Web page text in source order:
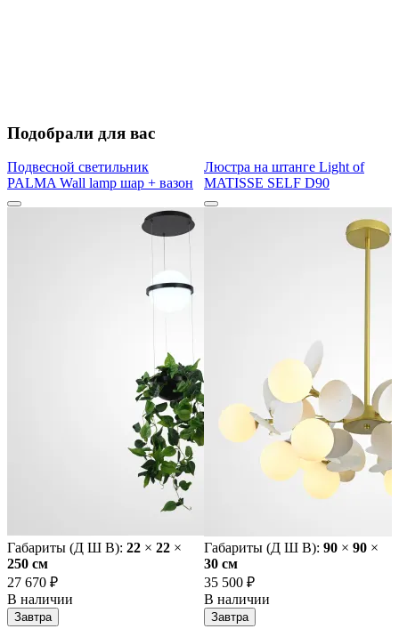
Подобрали для вас
Подвесной светильник
PALMA Wall lamp шар + вазон
Габариты (Д Ш В): 22 × 22 ×
250 cм
27 670 ₽
В наличии
Завтра
Люстра на штанге Light of
MATISSE SELF D90
Габариты (Д Ш В): 90 × 90 ×
30 cм
35 500 ₽
В наличии
Завтра